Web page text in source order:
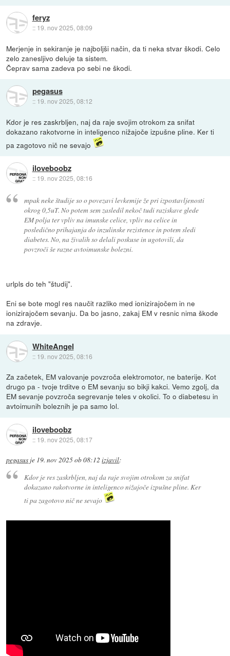
feryz
:: 19. nov 2025, 08:09
Merjenje in sekiranje je najboljši način, da ti neka stvar škodi. Celo
zelo zanesljivo deluje ta sistem.
Čeprav sama zadeva po sebi ne škodi.
pegasus
:: 19. nov 2025, 08:12
Kdor je res zaskrbljen, naj da raje svojim otrokom za snifat
dokazano rakotvorne in inteligenco nižajoče izpušne pline. Ker ti
pa zagotovo nič ne sevajo
iloveboobz
:: 19. nov 2025, 08:16
mpak neke študije so o povezavi levkemije že pri izpostavljenosti
okrog 0,5uT. No potem sem zasledil nekoč tudi raziskave glede
EM polja ter vpliv na imunske celice, vpliv na celice in
posledično prihajanja do inzulinske rezistence in potem sledi
diabetes. No, na živalih so delali poskuse in ugotovili, da
povzroči še razne avtoimunske bolezni.
urlpls do teh "študij".
Eni se bote mogl res naučit razliko med ionizirajočem in ne
ionizirajočem sevanju. Da bo jasno, zakaj EM v resnic nima škode
na zdravje.
WhiteAngel
:: 19. nov 2025, 08:16
Za začetek, EM valovanje povzroča elektromotor, ne baterije. Kot
drugo pa - tvoje trditve o EM sevanju so bikji kakci. Vemo zgolj, da
EM sevanje povzroča segrevanje teles v okolici. To o diabetesu in
avtoimunih boleznih je pa samo lol.
iloveboobz
:: 19. nov 2025, 08:17
pegasus je 19. nov 2025 ob 08:12 izjavil:
Kdor je res zaskrbljen, naj da raje svojim otrokom za snifat
dokazano rakotvorne in inteligenco nižajoče izpušne pline. Ker
ti pa zagotovo nič ne sevajo